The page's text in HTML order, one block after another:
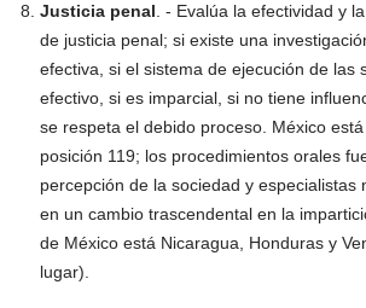
Justicia penal . - Evalúa la efectividad y
de justicia penal; si existe una
efectiva, si el sistema de ejecución de las
efectivo, si es imparcial, si no tiene
se respeta el debido proceso. México
posición 119; los procedimientos orales
percepción de la sociedad y especialistas
en un cambio trascendental en la
de México está Nicaragua, Honduras y
lugar).